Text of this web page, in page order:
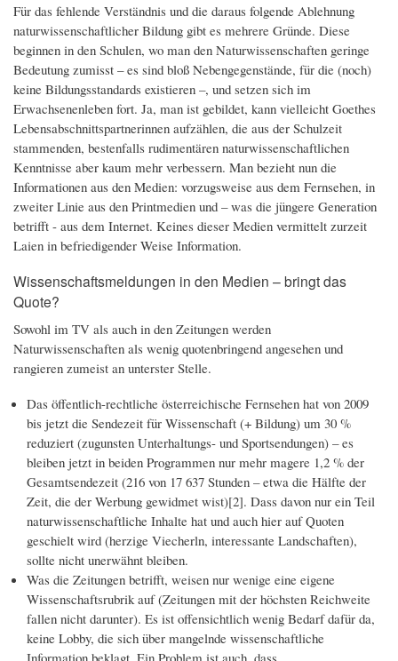
Für das fehlende Verständnis und die daraus folgende Ablehnung
naturwissenschaftlicher Bildung gibt es mehrere Gründe. Diese
beginnen in den Schulen, wo man den Naturwissenschaften geringe
Bedeutung zumisst – es sind bloß Nebengegenstände, für die (noch)
keine Bildungsstandards existieren –, und setzen sich im
Erwachsenenleben fort. Ja, man ist gebildet, kann vielleicht Goethes
Lebensabschnittspartnerinnen aufzählen, die aus der Schulzeit
stammenden, bestenfalls rudimentären naturwissenschaftlichen
Kenntnisse aber kaum mehr verbessern. Man bezieht nun die
Informationen aus den Medien: vorzugsweise aus dem Fernsehen, in
zweiter Linie aus den Printmedien und – was die jüngere Generation
betrifft - aus dem Internet. Keines dieser Medien vermittelt zurzeit
Laien in befriedigender Weise Information.
Wissenschaftsmeldungen in den Medien – bringt das
Quote?
Sowohl im TV als auch in den Zeitungen werden
Naturwissenschaften als wenig quotenbringend angesehen und
rangieren zumeist an unterster Stelle.
Das öffentlich-rechtliche österreichische Fernsehen hat von 2009
bis jetzt die Sendezeit für Wissenschaft (+ Bildung) um 30 %
reduziert (zugunsten Unterhaltungs- und Sportsendungen) – es
bleiben jetzt in beiden Programmen nur mehr magere 1,2 % der
Gesamtsendezeit (216 von 17 637 Stunden – etwa die Hälfte der
Zeit, die der Werbung gewidmet wist)[2]. Dass davon nur ein Teil
naturwissenschaftliche Inhalte hat und auch hier auf Quoten
geschielt wird (herzige Viecherln, interessante Landschaften),
sollte nicht unerwähnt bleiben.
Was die Zeitungen betrifft, weisen nur wenige eine eigene
Wissenschaftsrubrik auf (Zeitungen mit der höchsten Reichweite
fallen nicht darunter). Es ist offensichtlich wenig Bedarf dafür da,
keine Lobby, die sich über mangelnde wissenschaftliche
Information beklagt. Ein Problem ist auch, dass